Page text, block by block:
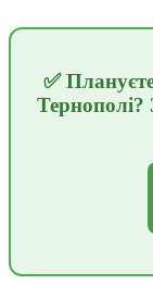
✅
Тернополі?